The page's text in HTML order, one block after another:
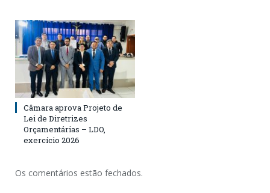
Câmara aprova Projeto de
Lei de Diretrizes
Orçamentárias – LDO,
exercício 2026
Os comentários estão fechados.